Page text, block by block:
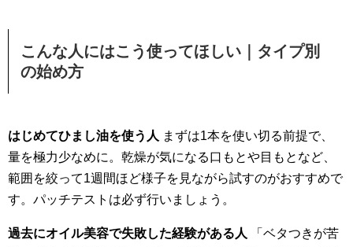
こんな人にはこう使ってほしい｜タイプ別
の始め方
はじめてひまし油を使う人 まずは1本を使い切る前提で、
量を極力少なめに。乾燥が気になる口もとや目もとなど、
範囲を絞って1週間ほど様子を見ながら試すのがおすすめで
す。パッチテストは必ず行いましょう。
過去にオイル美容で失敗した経験がある人 「ベタつきが苦